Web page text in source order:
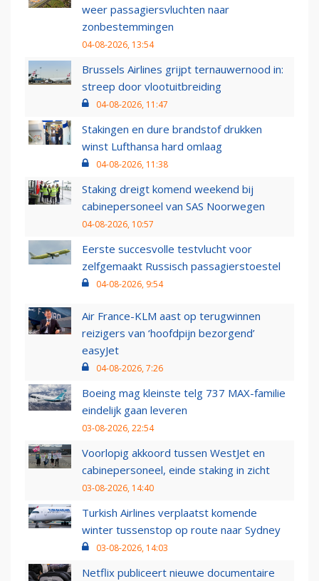
weer passagiersvluchten naar
zonbestemmingen
04-08-2026, 13:54
Brussels Airlines grijpt ternauwernood in:
streep door vlootuitbreiding
04-08-2026, 11:47
Stakingen en dure brandstof drukken
winst Lufthansa hard omlaag
04-08-2026, 11:38
Staking dreigt komend weekend bij
cabinepersoneel van SAS Noorwegen
04-08-2026, 10:57
Eerste succesvolle testvlucht voor
zelfgemaakt Russisch passagierstoestel
04-08-2026, 9:54
Air France-KLM aast op terugwinnen
reizigers van ‘hoofdpijn bezorgend’
easyJet
04-08-2026, 7:26
Boeing mag kleinste telg 737 MAX-familie
eindelijk gaan leveren
03-08-2026, 22:54
Voorlopig akkoord tussen WestJet en
cabinepersoneel, einde staking in zicht
03-08-2026, 14:40
Turkish Airlines verplaatst komende
winter tussenstop op route naar Sydney
03-08-2026, 14:03
Netflix publiceert nieuwe documentaire